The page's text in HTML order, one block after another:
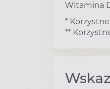
Witamina
*
**